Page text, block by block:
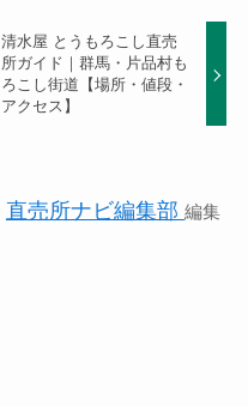
清水屋 とうもろこし直売
所ガイド｜群馬・片品村も
ろこし街道【場所・値段・
アクセス】
直売所ナビ編集部 編集